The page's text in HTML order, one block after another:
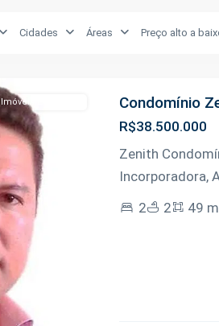
Cidades Áreas Preço alto a
Imóveis Em Obras Condomínio
R$38.500.000
Zenith
Incorporadora,
2
2 49 m